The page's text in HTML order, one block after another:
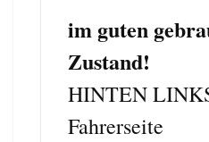
im guten
Zustand!
HINTEN
Fahrerseite